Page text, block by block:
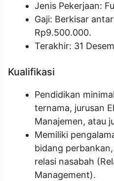
Jenis Pekerjaan:
Gaji: Berkisar
Rp9.500.000.
Terakhir: 31
Kualifikasi
Pendidikan
ternama, jurusan
Manajemen, atau
Memiliki
bidang
relasi nasabah
Management).